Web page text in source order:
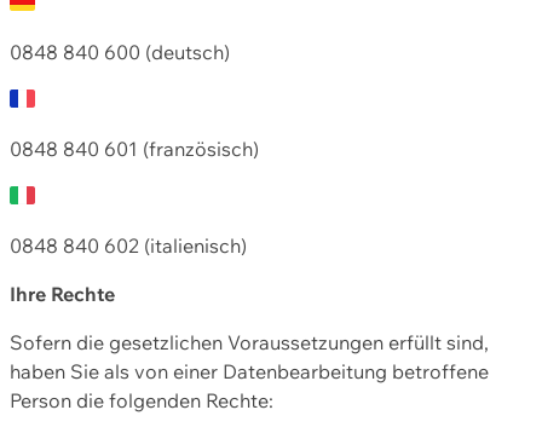
0848 840 600 (deutsch)
0848 840 601 (französisch)
0848 840 602 (italienisch)
Ihre Rechte
Sofern die gesetzlichen Voraussetzungen erfüllt sind,
haben Sie als von einer Datenbearbeitung betroffene
Person die folgenden Rechte: